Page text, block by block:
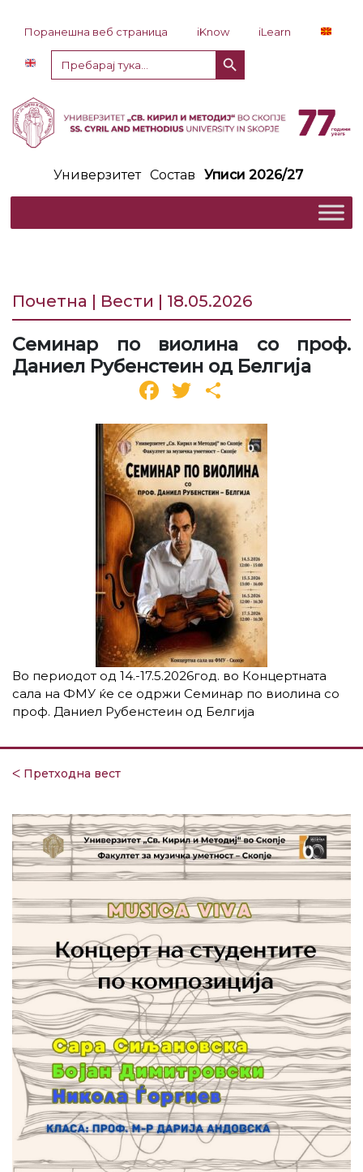
Поранешна веб страница iKnow
iLearn
Пребарај
за:
Копче за пребарување
Универзитет Состав Уписи 2026/27
Почетна | Вести | 18.05.2026
Семинар по виолина со проф.
Даниел Рубенстеин од Белгија
Facebook
Twitter
Во периодот од 14.-17.5.2026год. во Концертната
сала на ФМУ ќе се одржи Семинар по виолина со
проф. Даниел Рубенстеин од Белгија
ᐸ Претходна вест